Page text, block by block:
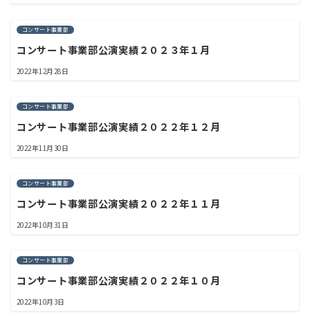
コンサート事業部
コンサート事業部公演実績２０２３年１月
2022年12月28日
コンサート事業部
コンサート事業部公演実績２０２２年１２月
2022年11月30日
コンサート事業部
コンサート事業部公演実績２０２２年１１月
2022年10月31日
コンサート事業部
コンサート事業部公演実績２０２２年１０月
2022年10月3日